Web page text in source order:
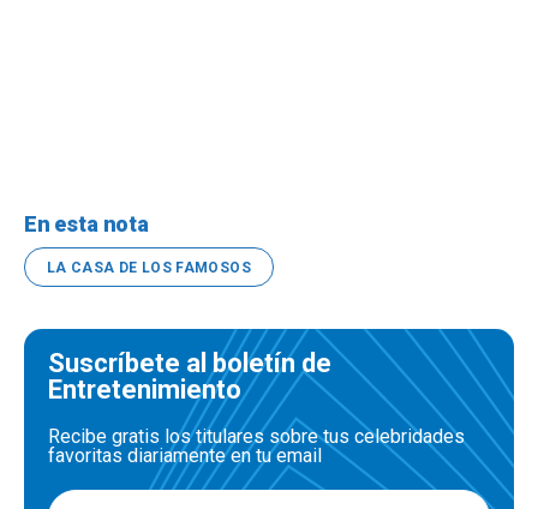
En esta nota
LA CASA DE LOS FAMOSOS
Suscríbete al boletín de
Entretenimiento
Recibe gratis los titulares sobre tus celebridades
favoritas diariamente en tu email